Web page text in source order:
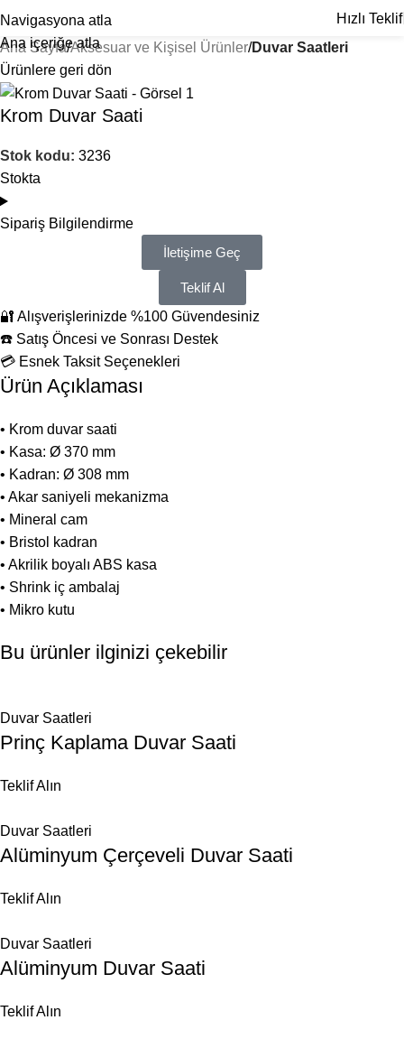
Navigasyona atla
Ana içeriğe atla
Hızlı Teklif
Ana Sayfa Aksesuar ve Kişisel Ürünler Duvar Saatleri
Ürünlere geri dön
Krom Duvar Saati
Stok kodu: 3236
Stokta
Sipariş Bilgilendirme
İletişime Geç
Teklif Al
🔐 Alışverişlerinizde %100 Güvendesiniz
☎️ Satış Öncesi ve Sonrası Destek
💳 Esnek Taksit Seçenekleri
Ürün Açıklaması
• Krom duvar saati
• Kasa: Ø 370 mm
• Kadran: Ø 308 mm
• Akar saniyeli mekanizma
• Mineral cam
• Bristol kadran
• Akrilik boyalı ABS kasa
• Shrink iç ambalaj
• Mikro kutu
Bu ürünler ilginizi çekebilir
Duvar Saatleri
Prinç Kaplama Duvar Saati
Teklif Alın
Duvar Saatleri
Alüminyum Çerçeveli Duvar Saati
Teklif Alın
Duvar Saatleri
Alüminyum Duvar Saati
Teklif Alın